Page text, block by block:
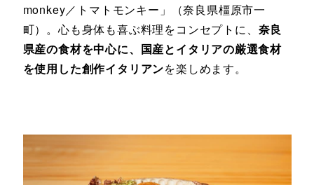
monkey／トマトモンキー」（奈良県橿原市一
町）。心も身体も喜ぶ料理をコンセプトに、 奈良
県産の食材を中心に、国産とイタリアの厳選食材
を使用した創作イタリアンを楽しめます。